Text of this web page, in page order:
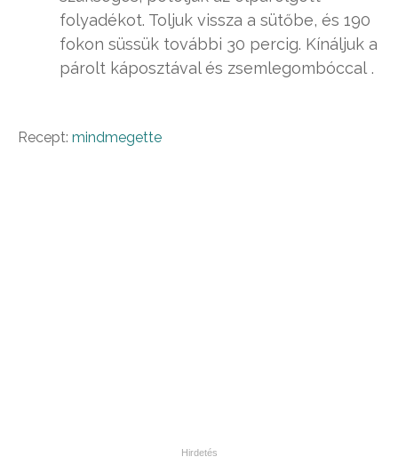
folyadékot. Toljuk vissza a sütőbe, és 190
fokon süssük további 30 percig. Kínáljuk a
párolt káposztával és zsemlegombóccal .
Recept: mindmegette